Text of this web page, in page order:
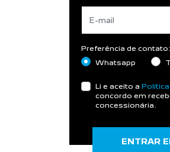
Preferência de contato:
Whatsapp
Li e aceito a
concordo em
concessionária.
ENTRAR